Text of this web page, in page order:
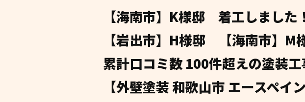
【海南市】K様邸 着工しまし
【岩出市】H様邸 【海南市】M
累計口コミ数 100件超えの塗装
【外壁塗装 和歌山市 エースペイ